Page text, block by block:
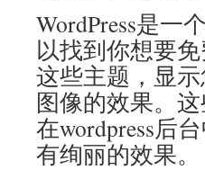
WordPress是一
以找到你想要
这些主题，显
图像的效果。
在wordpress后
有绚丽的效果。